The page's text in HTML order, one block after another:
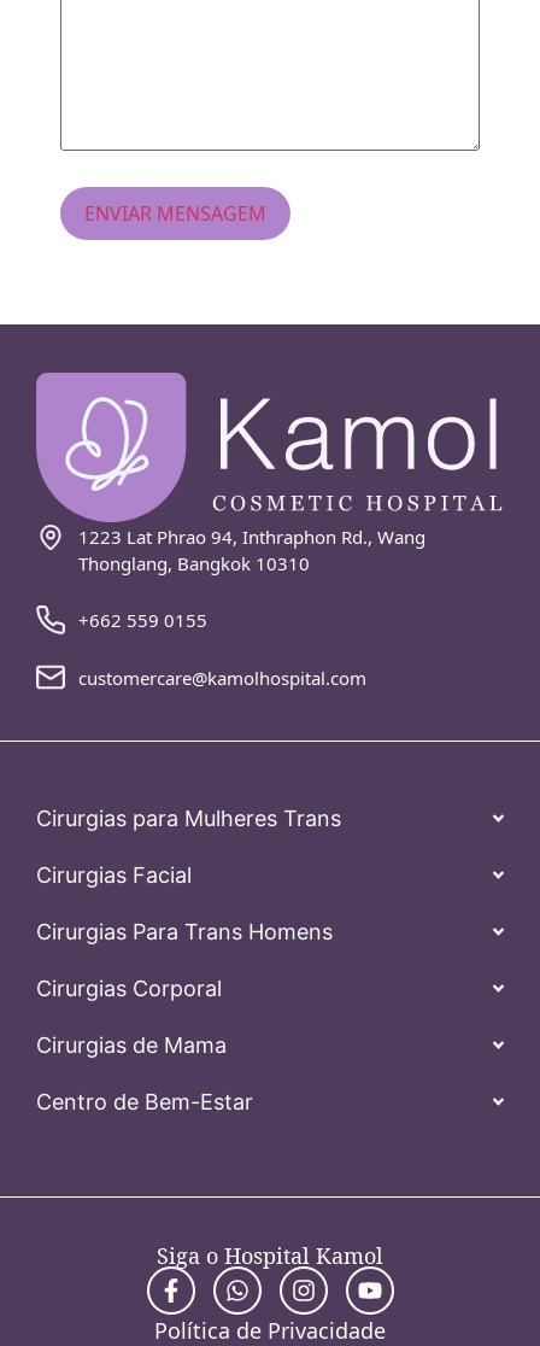
1223 Lat Phrao 94, Inthraphon Rd., Wang
Thonglang, Bangkok 10310
+662 559 0155
customercare@kamolhospital.com
Cirurgias para Mulheres Trans
Cirurgias Facial
Cirurgias Para Trans Homens
Cirurgias Corporal
Cirurgias de Mama
Centro de Bem-Estar
Siga o Hospital Kamol
Política de Privacidade